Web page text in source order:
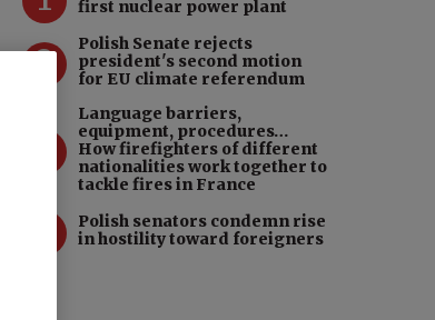
УКРАЇНСЬКА
first nuclear power plant
2
Polish Senate rejects
president's second motion
for EU climate referendum
Language barriers,
equipment, procedures…
How firefighters of different
nationalities work together to
tackle fires in France
Polish senators condemn rise
in hostility toward foreigners